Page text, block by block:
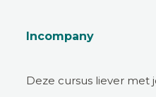
Incompany
Deze cursus liever met